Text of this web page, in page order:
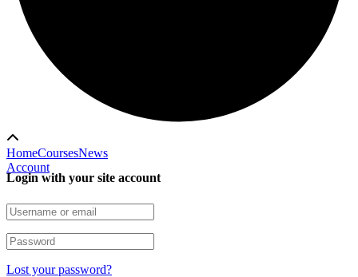
HomeCoursesNews
Account
Login with your site account
Lost your password?